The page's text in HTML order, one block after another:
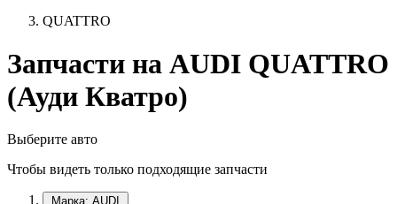
QUATTRO
Запчасти на AUDI QUATTRO
(Ауди Кватро)
Выберите авто
Чтобы видеть только подходящие запчасти
Марка: AUDI